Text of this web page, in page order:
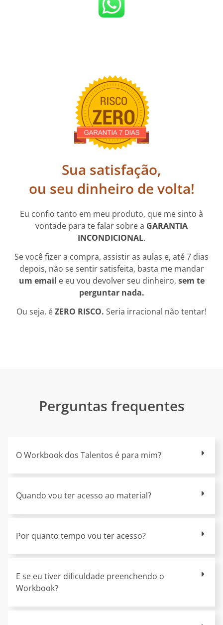
Sua satisfação,
ou seu dinheiro de volta!
Eu confio tanto em meu produto, que me sinto à
vontade para te falar sobre a GARANTIA
INCONDICIONAL.
Se você fizer a compra, assistir as aulas e, até 7 dias
depois, não se sentir satisfeita, basta me mandar
um email e eu vou devolver seu dinheiro, sem te
perguntar nada.
Ou seja, éZERO RISCO. Seria irracional não tentar!
Perguntas frequentes
O Workbook dos Talentos é para mim?
Quando vou ter acesso ao material?
Por quanto tempo vou ter acesso?
E se eu tiver dificuldade preenchendo o
Workbook?